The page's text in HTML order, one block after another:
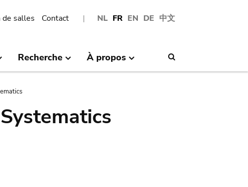
NL FR EN DE 中文
de salles Contact
Recherche À propos